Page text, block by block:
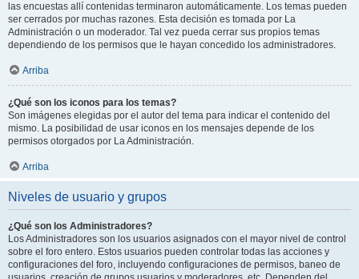
las encuestas allí contenidas terminaron automáticamente. Los temas pueden
ser cerrados por muchas razones. Esta decisión es tomada por La
Administración o un moderador. Tal vez pueda cerrar sus propios temas
dependiendo de los permisos que le hayan concedido los administradores.
Arriba
¿Qué son los iconos para los temas?
Son imágenes elegidas por el autor del tema para indicar el contenido del
mismo. La posibilidad de usar iconos en los mensajes depende de los
permisos otorgados por La Administración.
Arriba
Niveles de usuario y grupos
¿Qué son los Administradores?
Los Administradores son los usuarios asignados con el mayor nivel de control
sobre el foro entero. Estos usuarios pueden controlar todas las acciones y
configuraciones del foro, incluyendo configuraciones de permisos, baneo de